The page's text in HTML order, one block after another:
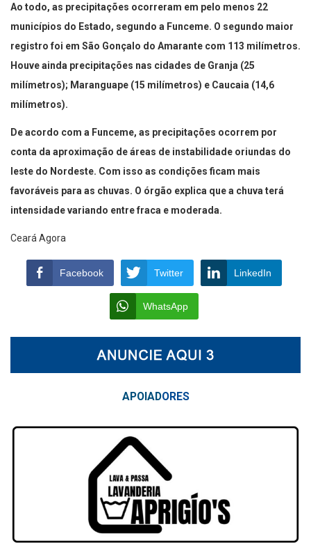
Ao todo, as precipitações ocorreram em pelo menos 22
municípios do Estado, segundo a Funceme. O segundo maior
registro foi em São Gonçalo do Amarante com 113 milímetros.
Houve ainda precipitações nas cidades de Granja (25
milímetros); Maranguape (15 milímetros) e Caucaia (14,6
milímetros).
De acordo com a Funceme, as precipitações ocorrem por
conta da aproximação de áreas de instabilidade oriundas do
leste do Nordeste. Com isso as condições ficam mais
favoráveis para as chuvas. O órgão explica que a chuva terá
intensidade variando entre fraca e moderada.
Ceará Agora
Facebook Twitter LinkedIn
WhatsApp
APOIADORES